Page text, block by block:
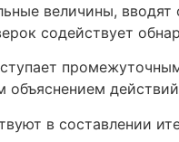
величины,
содействует
объяснением
в составлении